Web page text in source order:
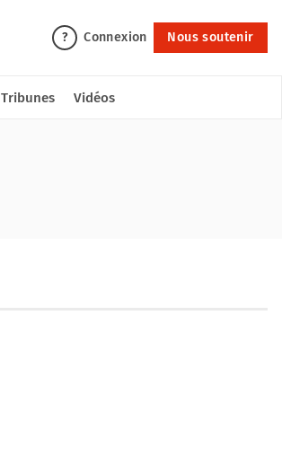
? Connexion Nous soutenir
Tribunes Vidéos